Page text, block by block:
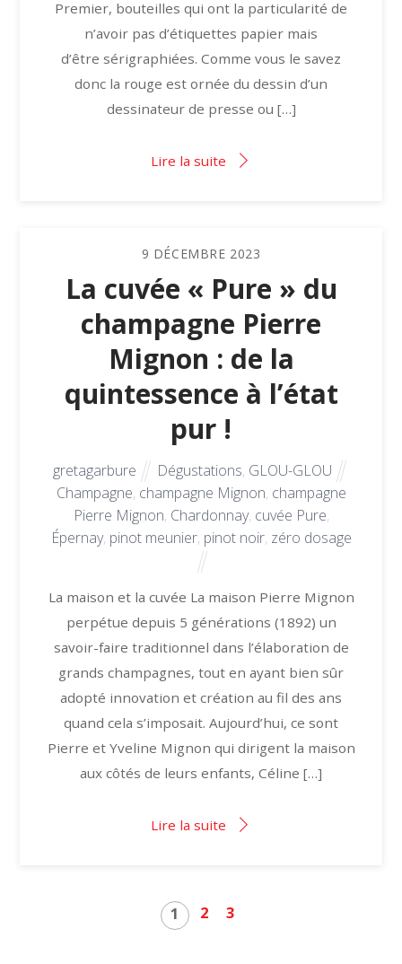
Premier, bouteilles qui ont la particularité de
n’avoir pas d’étiquettes papier mais
d’être sérigraphiées. Comme vous le savez
donc la rouge est ornée du dessin d’un
dessinateur de presse ou […]
Lire la suite
9 DÉCEMBRE 2023
La cuvée « Pure » du
champagne Pierre
Mignon : de la
quintessence à l’état
pur !
gretagarbure Dégustations, GLOU-GLOU
Champagne, champagne Mignon, champagne
Pierre Mignon, Chardonnay, cuvée Pure,
Épernay, pinot meunier, pinot noir, zéro dosage
La maison et la cuvée La maison Pierre Mignon
perpétue depuis 5 générations (1892) un
savoir-faire traditionnel dans l’élaboration de
grands champagnes, tout en ayant bien sûr
adopté innovation et création au fil des ans
quand cela s’imposait. Aujourd’hui, ce sont
Pierre et Yveline Mignon qui dirigent la maison
aux côtés de leurs enfants, Céline […]
Lire la suite
1 2 3